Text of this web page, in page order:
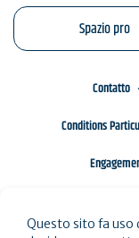
Spazio pro
Contatto
Conditions
Questo sito fa uso